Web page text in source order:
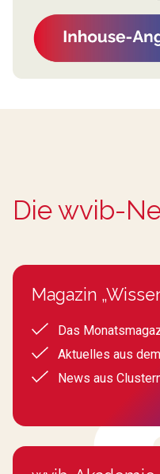
Die wvib-
Magazin
Das
Aktuelles aus
News aus